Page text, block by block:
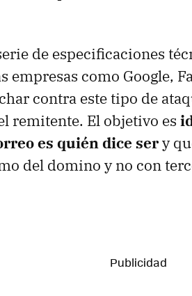
de especificaciones
empresas como Google,
contra este tipo de
remitente. El objetivo es
es quién dice sery
del domino y no con